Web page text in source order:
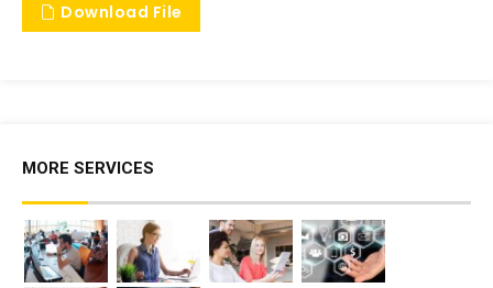
Download File
MORE SERVICES